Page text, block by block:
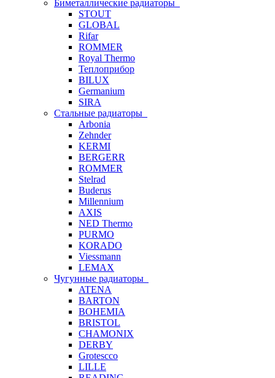
Биметаллические радиаторы
STOUT
GLOBAL
Rifar
ROMMER
Royal Thermo
Теплоприбор
BILUX
Germanium
SIRA
Стальные радиаторы
Arbonia
Zehnder
KERMI
BERGERR
ROMMER
Stelrad
Buderus
Millennium
AXIS
NED Thermo
PURMO
KORADO
Viessmann
LEMAX
Чугунные радиаторы
ATENA
BARTON
BOHEMIA
BRISTOL
CHAMONIX
DERBY
Grotescco
LILLE